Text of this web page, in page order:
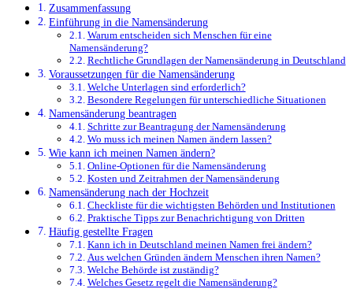
Zusammenfassung
Einführung in die Namensänderung
Warum entscheiden sich Menschen für eine
Namensänderung?
Rechtliche Grundlagen der Namensänderung in Deutschland
Voraussetzungen für die Namensänderung
Welche Unterlagen sind erforderlich?
Besondere Regelungen für unterschiedliche Situationen
Namensänderung beantragen
Schritte zur Beantragung der Namensänderung
Wo muss ich meinen Namen ändern lassen?
Wie kann ich meinen Namen ändern?
Online-Optionen für die Namensänderung
Kosten und Zeitrahmen der Namensänderung
Namensänderung nach der Hochzeit
Checkliste für die wichtigsten Behörden und Institutionen
Praktische Tipps zur Benachrichtigung von Dritten
Häufig gestellte Fragen
Kann ich in Deutschland meinen Namen frei ändern?
Aus welchen Gründen ändern Menschen ihren Namen?
Welche Behörde ist zuständig?
Welches Gesetz regelt die Namensänderung?